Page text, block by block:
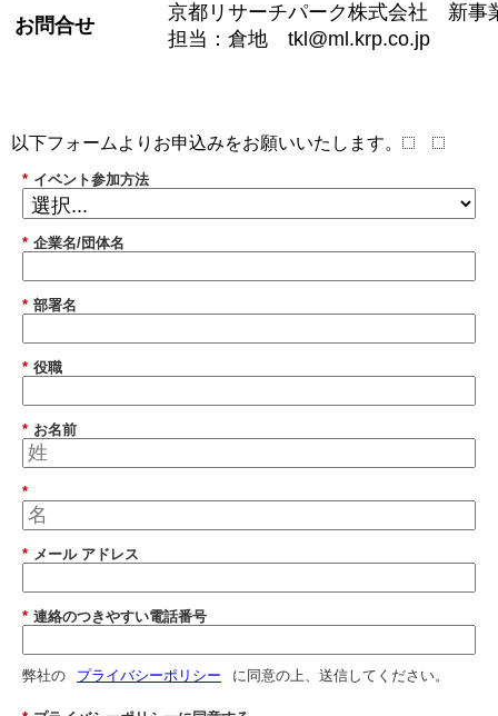
お問合せ
京都リサーチパーク株式会社 新
担当：倉地 tkl@ml.krp.co.jp
以下フォームよりお申込みをお願いいたします。
* イベント参加方法
* 企業名/団体名
* 部署名
* 役職
* お名前
*
* メール アドレス
* 連絡のつきやすい電話番号
弊社の プライバシーポリシー に同意の上、送信してください。